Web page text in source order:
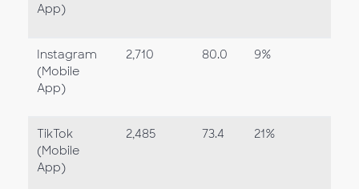
App)
Instagram
(Mobile
App)
2,710 80.0 9%
TikTok
(Mobile
App)
2,485 73.4 21%